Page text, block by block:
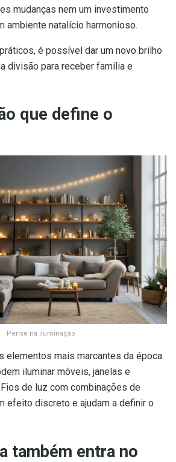
mudanças nem um investimento
ambiente natalício harmonioso.
é possível dar um novo brilho
divisão para receber família e
que define o
Pense na iluminação
elementos mais marcantes da época.
iluminar móveis, janelas e
de luz com combinações de
efeito discreto e ajudam a definir o
também entra no